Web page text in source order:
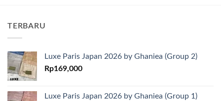
TERBARU
Luxe Paris Japan 2026 by Ghaniea (Group 2)
Rp169,000
Luxe Paris Japan 2026 by Ghaniea (Group 1)